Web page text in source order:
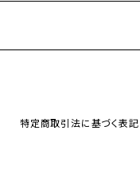
特定商取引法に基づく表記